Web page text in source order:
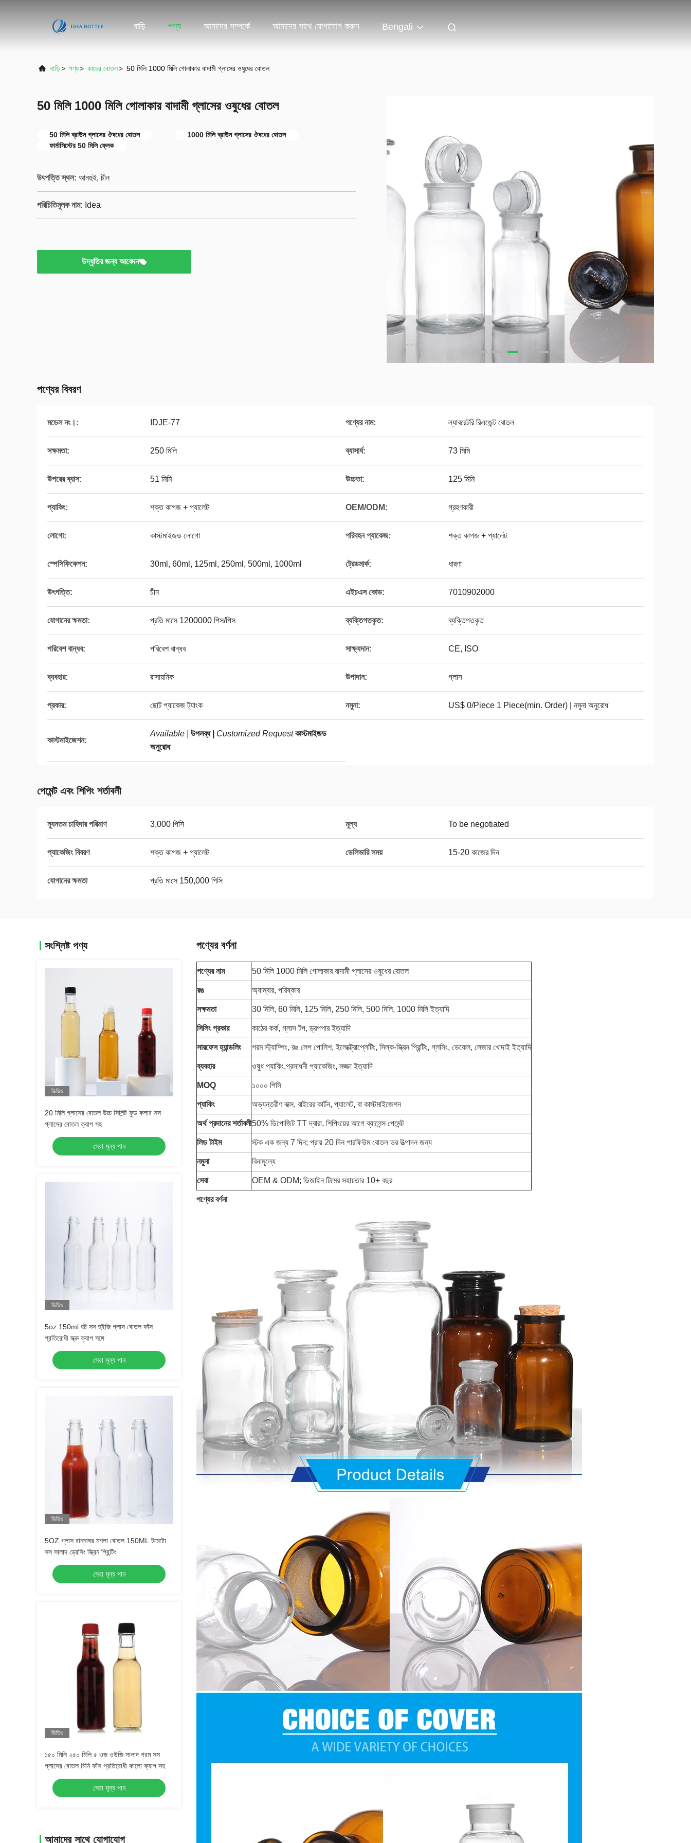
বাড়ি পণ্য আমাদের সম্পর্কে আমাদের সাথে যোগাযোগ করুন Bengali
বাড়ি> পণ্য> কাচের বোতল> 50 মিলি 1000 মিলি গোলাকার বাদামী গ্লাসের ওষুধের বোতল
50 মিলি 1000 মিলি গোলাকার বাদামী গ্লাসের ওষুধের বোতল
50 মিলি ব্রাউন গ্লাসের ঔষধের বোতল
1000 মিলি ব্রাউন গ্লাসের ঔষধের বোতল
ফার্মাসিস্টের 50 মিলি ফ্লেক
উৎপত্তি স্থল: আনহুই, চীন
পরিচিতিমুলক নাম: Idea
উদ্ধৃতির জন্য আবেদন
পণ্যের বিবরণ
মডেল নং।: IDJE-77 পণ্যের নাম: ল্যাবরেটরি রিএজেন্ট বোতল
সক্ষমতা: 250 মিলি ব্যাসার্ধ: 73 মিমি
উপরের ব্যাস: 51 মিমি উচ্চতা: 125 মিমি
প্যাকিং: শক্ত কাগজ + প্যালেট OEM/ODM: গ্রহণকারী
লোগো: কাস্টমাইজড লোগো পরিবহন প্যাকেজ: শক্ত কাগজ + প্যালেট
স্পেসিফিকেশন: 30ml, 60ml, 125ml, 250ml, 500ml, 1000ml ট্রেডমার্ক: ধারণা
উৎপত্তি: চীন এইচএস কোড: 7010902000
যোগানের ক্ষমতা: প্রতি মাসে 1200000 পিস/পিস ব্যক্তিগতকৃত: ব্যক্তিগতকৃত
পরিবেশ বান্ধব: পরিবেশ বান্ধব সাক্ষ্যদান: CE, ISO
ব্যবহার: রাসায়নিক উপাদান: গ্লাস
প্রকার: ছোট প্যাকেজ ট্যাংক নমুনা: US$ 0/Piece 1 Piece(min. Order) | নমুনা অনুরোধ
কাস্টমাইজেশন:
Available | উপলব্ধ | Customized Request কাস্টমাইজড
অনুরোধ
পেমেন্ট এবং শিপিং শর্তাবলী
ন্যূনতম চাহিদার পরিমাণ 3,000 পিসি মূল্য To be negotiated
প্যাকেজিং বিবরণ শক্ত কাগজ + প্যালেট ডেলিভারি সময় 15-20 কাজের দিন
যোগানের ক্ষমতা প্রতি মাসে 150,000 পিসি
সংশ্লিষ্ট পণ্য
ভিডিও
20 মিলি গ্লাসের বোতল উচ্চ সিলিন্ট ফুড কলার সস
গ্লাসের বোতল ক্যাপ সহ
সেরা মূল্য পান
ভিডিও
5oz 150ml হট সস হুইজি গ্লাস বোতল ফাঁস
প্রতিরোধী স্ক্রু ক্যাপ সঙ্গে
সেরা মূল্য পান
ভিডিও
5OZ গ্লাস রান্নাঘর মশলা বোতল 150ML টমেটো
সস সালাদ ড্রেসিং স্ক্রিন প্রিন্টিং
সেরা মূল্য পান
ভিডিও
১৫০ মিলি ২৫০ মিলি ৫ ওজ ওউজি সালাদ গরম সস
গ্লাসের বোতল মিনি ফাঁস প্রতিরোধী কালো ক্যাপ সহ
সেরা মূল্য পান
আমাদের সাথে যোগাযোগ
পণ্যের বর্ণনা
পণ্যের নাম 50 মিলি 1000 মিলি গোলাকার বাদামী গ্লাসের ওষুধের বোতল
রঙ অ্যাম্বার, পরিষ্কার
সক্ষমতা 30 মিলি, 60 মিলি, 125 মিলি, 250 মিলি, 500 মিলি, 1000 মিলি ইত্যাদি
সিলিং প্রকার কাঠের কর্ক, গ্লাস টপ, ড্রপপার ইত্যাদি
সারফেস হ্যান্ডলিং গরম স্ট্যাম্পিং, রঙ লেপ পোলিশ, ইলেক্ট্রোপ্লেটিং, সিল্ক-স্ক্রিন প্রিন্টিং, গ্লসিং, ডেকেল, লেজার খোদাই ইত্যাদি
ব্যবহার ওষুধ প্যাকিং,প্রসাধনী প্যাকেজিং, সজ্জা ইত্যাদি
MOQ ১০০০ পিসি
প্যাকিং অভ্যন্তরীণ বাক্স, বাইরের কার্টন, প্যালেট, বা কাস্টমাইজেশন
অর্থ প্রদানের শর্তাবলী50% ডিপোজিট TT দ্বারা, শিপিংয়ের আগে ব্যালেন্স পেমেন্ট
লিড টাইম স্টক এক জন্য 7 দিন; প্রায় 20 দিন পারফিউম বোতল ভর উত্পাদন জন্য
নমুনা বিনামূল্যে
সেবা OEM & ODM; ডিজাইন টিমের সহায়তার 10+ বছর
পণ্যের বর্ণনা